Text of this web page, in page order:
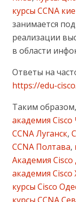
курсы CCNA
занимается
реализации
в области
Ответы на
https://edu-
Таким
академия
CCNA Луганск,
CCNA Полтава,
Академия
академия Cisco
курсы Cisco